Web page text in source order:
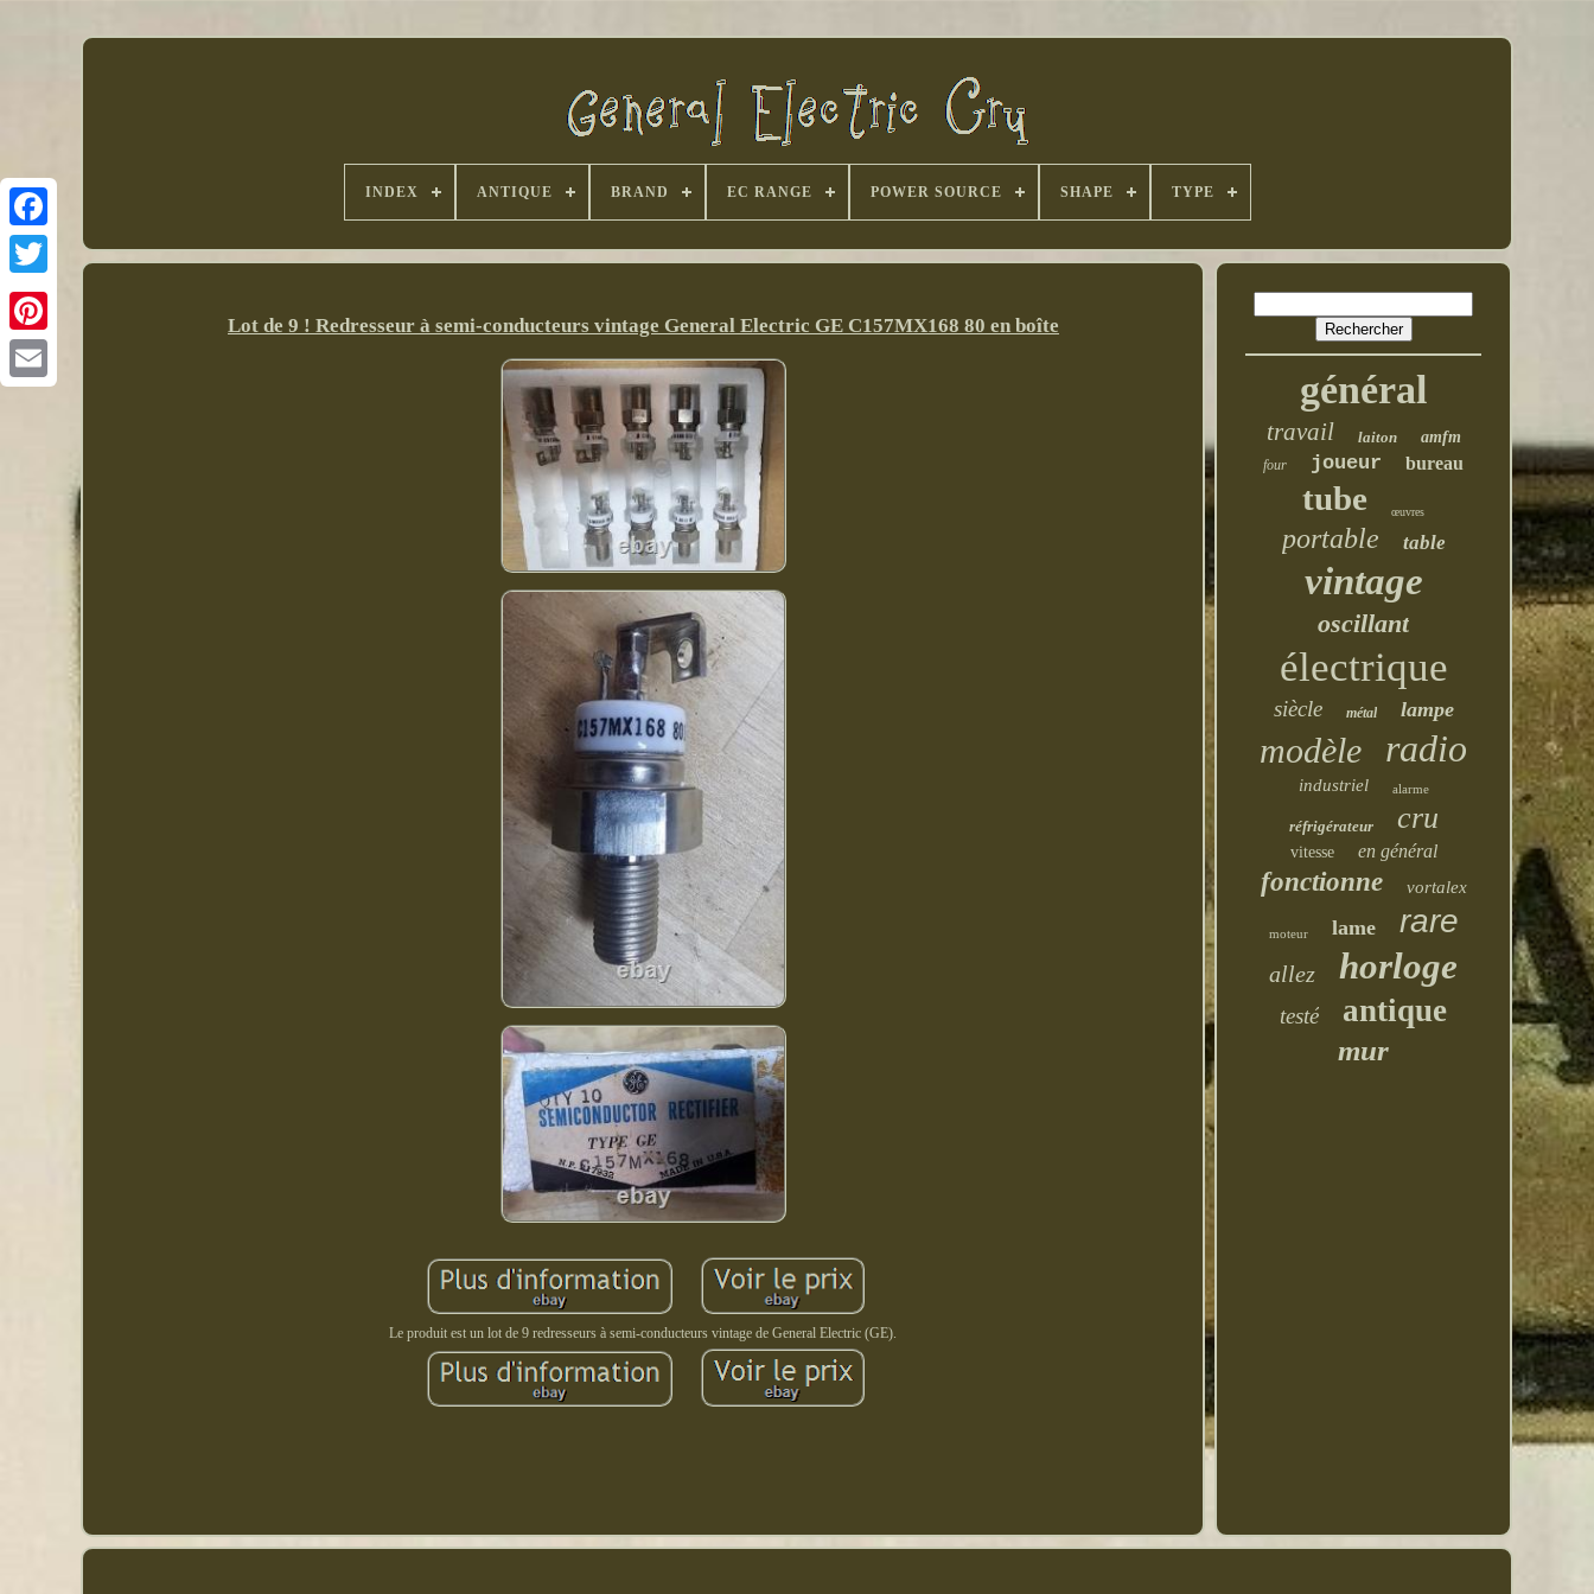
INDEX ANTIQUE BRAND EC RANGE POWER SOURCE SHAPE TYPE
Lot de 9 ! Redresseur à semi-conducteurs vintage General Electric GE C157MX168 80 en boîte
Le produit est un lot de 9 redresseurs à semi-conducteurs vintage de General Electric (GE).
général
travail laiton amfm
four joueur bureau
tube œuvres
portable table
vintage
oscillant
électrique
siècle métal lampe
modèle radio
industriel alarme
réfrigérateur cru
vitesse en général
fonctionne vortalex
moteur lame rare
allez horloge
testé antique
mur